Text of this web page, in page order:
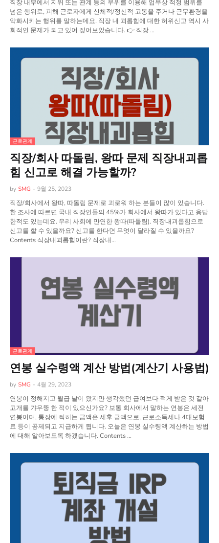
직장 내부에서 지위 또는 관계 등의 우위를 이용해 업무상 적정 범위를
넘은 행위로, 피해 근로자에게 신체적/정신적 고통을 주거나 근무환경을
악화시키는 행위를 말하는데요. 직장 내 괴롭힘에 대한 허위신고 역시 사
회적인 문제가 되고 있어 짚어보았습니다. 👉 직장 …
근로관계
직장/회사 따돌림, 왕따 문제 직장내괴롭
힘 신고로 해결 가능할까?
by SMG - 9월 25, 2023
직장/회사에서 왕따, 따돌림 문제로 괴로워 하는 분들이 많이 있습니다.
한 조사에 따르면 국내 직장인들의 45%가 회사에서 왕따가 있다고 응답
한적도 있는데요. 우리 사회에 만연한 왕따(따돌림). 직장내괴롭힘으로
신고를 할 수 있을까요? 신고를 한다면 무엇이 달라질 수 있을까요?
Contents 직장내괴롭힘이란? 직장내…
근로관계
연봉 실수령액 계산 방법(계산기 사용법)
by SMG - 4월 29, 2023
연봉이 정해지고 월급 날이 왔지만 생각했던 급여보다 적게 받은 것 같아
고개를 갸우뚱 한 적이 있으신가요? 보통 회사에서 말하는 연봉은 세전
연봉이며, 통장에 찍히는 금액은 세후 금액으로, 근로소득세나 4대보험
료 등이 공제되고 지급하게 됩니다. 오늘은 연봉 실수령액 계산하는 방법
에 대해 알아보도록 하겠습니다. Contents …